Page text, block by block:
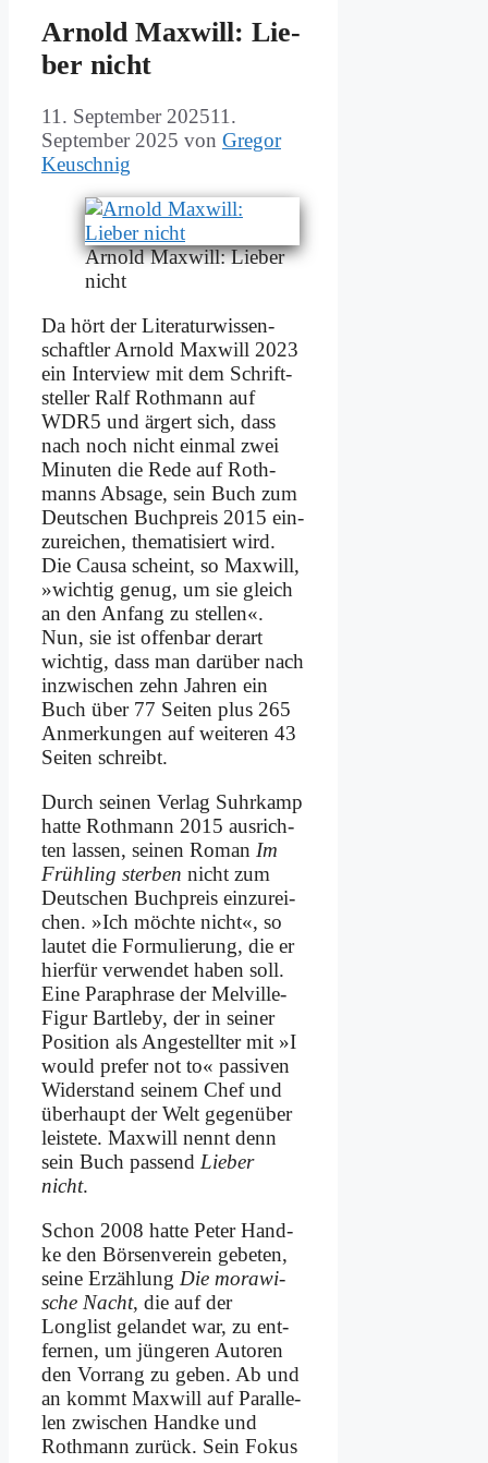
Ar­nold Max­will: Lie­
ber nicht
11. September 202511.
September 2025 von Gregor
Keuschnig
Ar­nold Max­will: Lie­ber
nicht
Da hört der Li­te­ra­tur­wis­sen­
schaft­ler Ar­nold Max­will 2023
ein In­ter­view mit dem Schrift­
stel­ler Ralf Roth­mann auf
WDR5 und är­gert sich, dass
nach noch nicht ein­mal zwei
Mi­nu­ten die Re­de auf Roth­
manns Ab­sa­ge, sein Buch zum
Deut­schen Buch­preis 2015 ein­
zu­rei­chen, the­ma­ti­siert wird.
Die Cau­sa scheint, so Max­will,
»wich­tig ge­nug, um sie gleich
an den An­fang zu stel­len«.
Nun, sie ist of­fen­bar der­art
wich­tig, dass man dar­über nach
in­zwi­schen zehn Jah­ren ein
Buch über 77 Sei­ten plus 265
An­mer­kun­gen auf wei­te­ren 43
Sei­ten schreibt.
Durch sei­nen Ver­lag Suhr­kamp
hat­te Roth­mann 2015 aus­rich­
ten las­sen, sei­nen Ro­man Im
Früh­ling ster­ben nicht zum
Deut­schen Buch­preis ein­zu­rei­
chen. »Ich möch­te nicht«, so
lau­tet die For­mu­lie­rung, die er
hier­für ver­wen­det ha­ben soll.
Ei­ne Pa­ra­phra­se der Mel­ville-
Fi­gur Bart­le­by, der in sei­ner
Po­si­ti­on als An­ge­stell­ter mit »I
would pre­fer not to« pas­si­ven
Wi­der­stand sei­nem Chef und
über­haupt der Welt ge­gen­über
lei­ste­te. Max­will nennt denn
sein Buch pas­send Lie­ber
nicht.
Schon 2008 hat­te Pe­ter Hand­
ke den Bör­sen­ver­ein ge­be­ten,
sei­ne Er­zäh­lung Die mo­ra­wi­
sche Nacht, die auf der
Longlist ge­lan­det war, zu ent­
fer­nen, um jün­ge­ren Au­toren
den Vor­rang zu ge­ben. Ab und
an kommt Max­will auf Par­al­le­
len zwi­schen Hand­ke und
Roth­mann zu­rück. Sein Fo­kus